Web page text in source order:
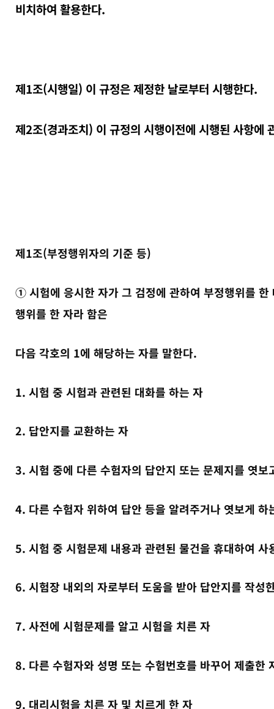
비치하여 활용한다.
제1조(시행일) 이 규정은 제정한 날로부터 시행한다.
제2조(경과조치) 이 규정의 시행이전에 시행된 사항에
제1조(부정행위자의 기준 등)
① 시험에 응시한 자가 그 검정에 관하여 부정행위를
행위를 한 자라 함은
다음 각호의 1에 해당하는 자를 말한다.
1. 시험 중 시험과 관련된 대화를 하는 자
2. 답안지를 교환하는 자
3. 시험 중에 다른 수험자의 답안지 또는 문제지를 엿보
4. 다른 수험자 위하여 답안 등을 알려주거나 엿보게 하
5. 시험 중 시험문제 내용과 관련된 물건을 휴대하여 사
6. 시험장 내외의 자로부터 도움을 받아 답안지를 작성
7. 사전에 시험문제를 알고 시험을 치른 자
8. 다른 수험자와 성명 또는 수험번호를 바꾸어 제출한
9. 대리시험을 치른 자 및 치르게 한 자